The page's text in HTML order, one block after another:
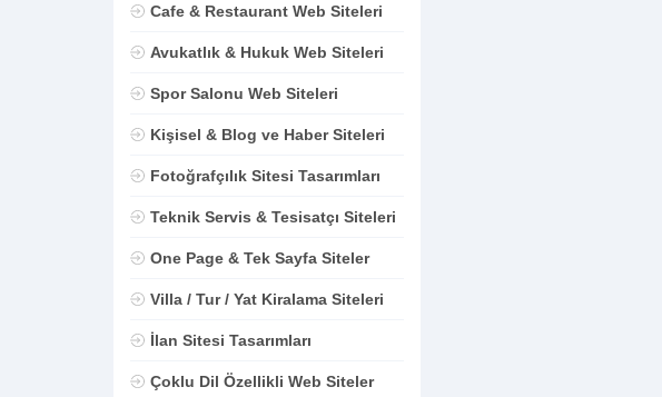
Cafe & Restaurant Web Siteleri
Avukatlık & Hukuk Web Siteleri
Spor Salonu Web Siteleri
Kişisel & Blog ve Haber Siteleri
Fotoğrafçılık Sitesi Tasarımları
Teknik Servis & Tesisatçı Siteleri
One Page & Tek Sayfa Siteler
Villa / Tur / Yat Kiralama Siteleri
İlan Sitesi Tasarımları
Çoklu Dil Özellikli Web Siteler